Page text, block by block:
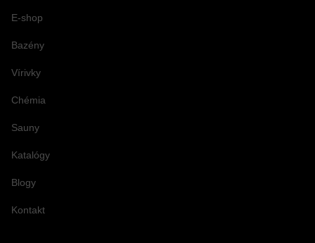
E-shop
Bazény
Vírivky
Chémia
Sauny
Katalógy
Blogy
Kontakt